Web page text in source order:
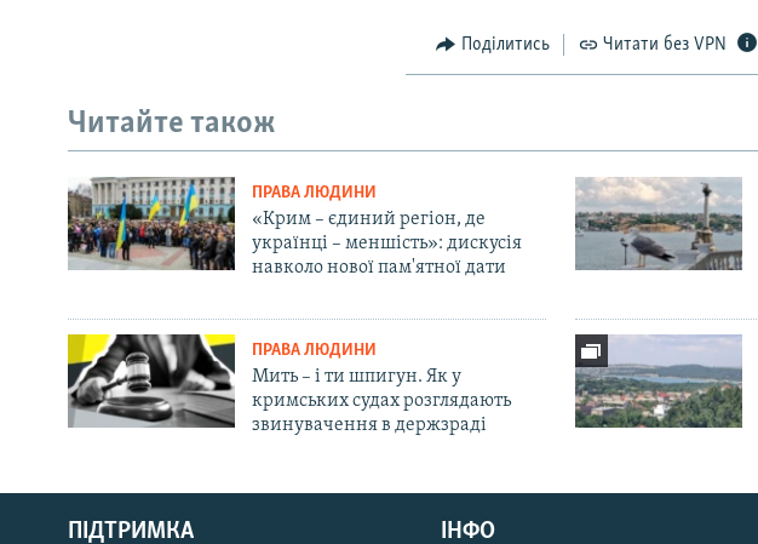
Русский
Qırımtatar
Поділитись Читати без VPN
Читайте також
ПРАВА ЛЮДИНИ
«Крим – єдиний регіон, де
українці – меншість»: дискусія
навколо нової пам'ятної дати
ПРАВА ЛЮДИНИ
Мить – і ти шпигун. Як у
кримських судах розглядають
звинувачення в держзраді
ПІДТРИМКА ІНФО